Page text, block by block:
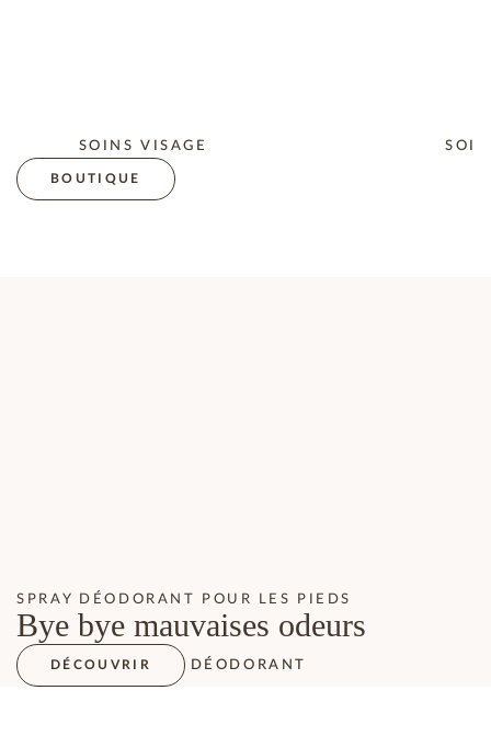
SOINS VISAGE
BOUTIQUE
SPRAY DÉODORANT POUR LES PIEDS
Bye bye mauvaises odeurs
DÉCOUVRIR DÉODORANT